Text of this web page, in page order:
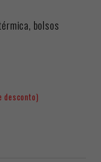
bolsos
desconto)